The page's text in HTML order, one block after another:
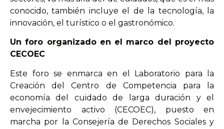
conocido, también incluye el de la tecnología, la
innovación, el turístico o el gastronómico.
Un foro organizado en el marco del proyecto
CECOEC
Este foro se enmarca en el Laboratorio para la
Creación del Centro de Competencia para la
economía del cuidado de larga duración y el
envejecimiento activo (CECOEC), puesto en
marcha por la Consejería de Derechos Sociales y